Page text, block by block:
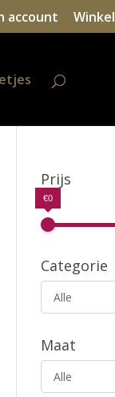
account Winkel
Prijs
€0
Categorie
Alle
Maat
Alle